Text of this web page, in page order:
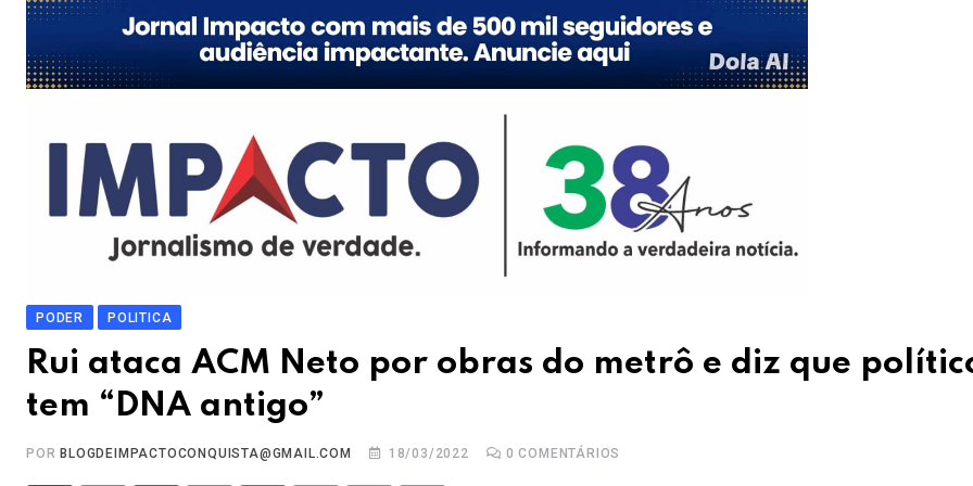
PODER POLITICA
Rui ataca ACM Neto por obras do metrô e diz que
tem “DNA antigo”
POR BLOGDEIMPACTOCONQUISTA@GMAIL.COM 18/03/2022 0 COMENTÁRIOS